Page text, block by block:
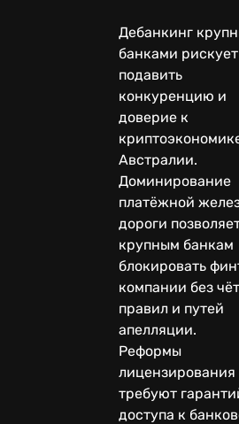
Дебанкинг
банками рискует
подавить
конкуренцию и
доверие к
Австралии.
Доминирование
платёжной
дороги
крупным банкам
блокировать
компании без
правил и путей
апелляции.
Реформы
лицензирования
требуют
доступа к